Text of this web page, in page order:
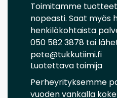
Toimitamme
nopeasti. Saat myös
henkilökohtaista
050 582 3878 tai
pete@tukkutiimi.fi
Luotettava toimija
Perheyrityksemme
vuoden vankalla